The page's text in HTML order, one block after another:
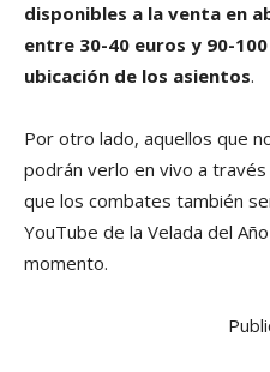
disponibles a la venta en
entre 30-40 euros y 90-
ubicación de los asientos.
Por otro lado, aquellos que
podrán verlo en vivo a
que los combates también
YouTube de la Velada del
momento.